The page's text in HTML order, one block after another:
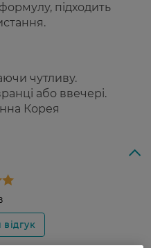
підходить
чутливу.
або ввечері.
Корея